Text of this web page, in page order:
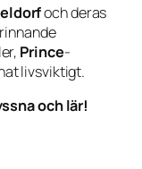
och deras
Prince-
livsviktigt.
och lär!